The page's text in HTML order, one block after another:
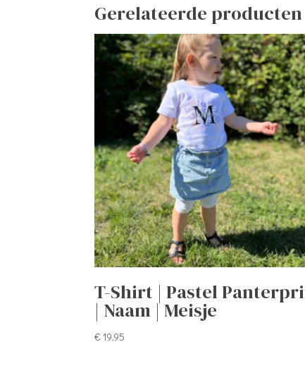
Gerelateerde producten
T-Shirt | Pastel
| Naam | Meisje
€ 19,95